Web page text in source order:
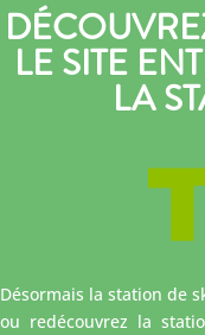
LE SITE
LA
Désormais la station de
ou redécouvrez la